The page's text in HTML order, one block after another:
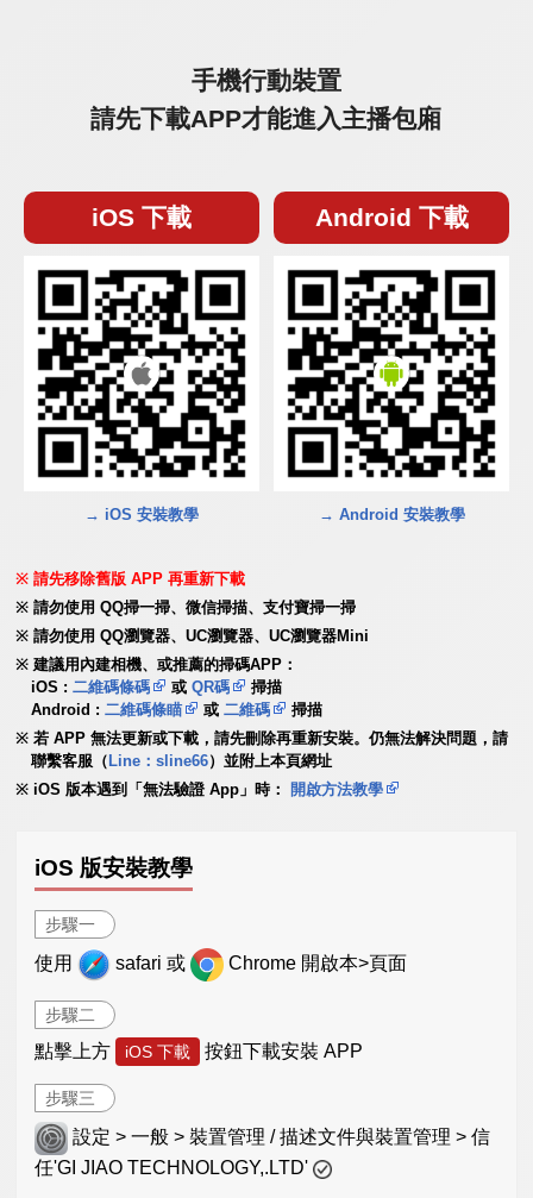
手機行動裝置
請先下載APP才能進入主播包廂
iOS 下載
→ iOS 安裝教學
Android 下載
→ Android 安裝教學
請先移除舊版 APP 再重新下載
請勿使用 QQ掃一掃、微信掃描、支付寶掃一掃
請勿使用 QQ瀏覽器、UC瀏覽器、UC瀏覽器Mini
建議用內建相機、或推薦的掃碼APP：
iOS :二維碼條碼 或QR碼
掃描
Android :二維碼條瞄 或二維碼
掃描
若 APP 無法更新或下載，請先刪除再重新安裝。仍無法解決問題，請
聯繫客服（ Line：sline66）並附上本頁網址
iOS 版本遇到「無法驗證 App」時：
開啟方法教學
iOS 版安裝教學
步驟一
使用 safari 或 Chrome 開啟本>頁面
步驟二
點擊上方 iOS 下載 按鈕下載安裝 APP
步驟三
設定 > 一般 > 裝置管理 / 描述文件與裝置管理 > 信
任'GI JIAO TECHNOLOGY,.LTD'